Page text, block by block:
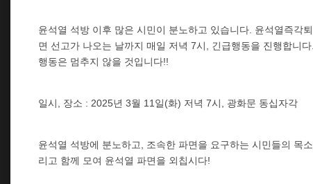
윤석열 석방 이후 많은 시민이 분노하고 있습니다. 윤석열즉각
면 선고가 나오는 날까지 매일 저녁 7시, 긴급행동을 진행합니
행동은 멈추지 않을 것입니다!!
일시, 장소 : 2025년 3월 11일(화) 저녁 7시, 광화문 동십자각
윤석열 석방에 분노하고, 조속한 파면을 요구하는 시민들의 목
리고 함께 모여 윤석열 파면을 외칩시다!